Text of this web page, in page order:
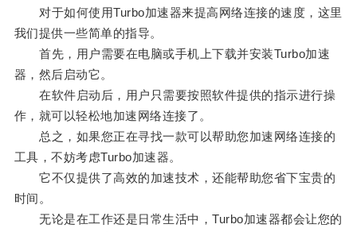
对于如何使用Turbo加速器来提高网络连接的速度，这里
我们提供一些简单的指导。
首先，用户需要在电脑或手机上下载并安装Turbo加速
器，然后启动它。
在软件启动后，用户只需要按照软件提供的指示进行操
作，就可以轻松地加速网络连接了。
总之，如果您正在寻找一款可以帮助您加速网络连接的
工具，不妨考虑Turbo加速器。
它不仅提供了高效的加速技术，还能帮助您省下宝贵的
时间。
无论是在工作还是日常生活中，Turbo加速器都会让您的